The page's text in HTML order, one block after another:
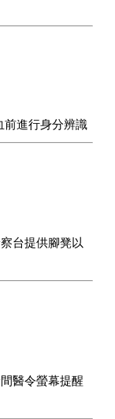
前進行身分辨識
台提供腳凳以
醫令螢幕提醒